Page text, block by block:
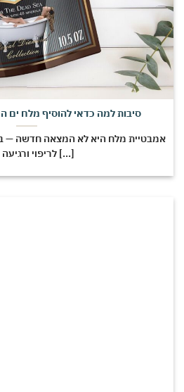
5 סיבות למה כדאי להוסיף מלח
אמבטיית מלח היא לא המצאה חדשה —
לריפוי ורגיעה אלפי [...]